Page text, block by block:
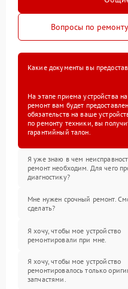
Вопросы по
Какие документы вы
На этапе приема устройства
ремонт вам будет
обязательств на ваше
по ремонту техники, вы
гарантийный талон.
Я уже знаю в чем
ремонт необходим. Для чего
диагностику?
Мне нужен срочный ремонт.
сделать?
Я хочу, чтобы мое устройство
ремонтировали при мне.
Я хочу, чтобы мое устройство
ремонтировалось только
запчастями.